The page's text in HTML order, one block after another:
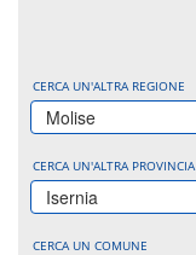
CERCA UN'ALTRA REGIONE
Molise
CERCA UN'ALTRA PROVINCIA
Isernia
CERCA UN COMUNE